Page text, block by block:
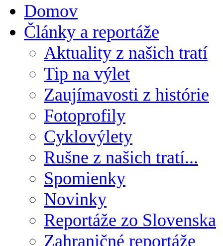
Domov
Články a reportáže
Aktuality z našich tratí
Tip na výlet
Zaujímavosti z histórie
Fotoprofily
Cyklovýlety
Rušne z našich tratí...
Spomienky
Novinky
Reportáže zo Slovenska
Zahraničné reportáže